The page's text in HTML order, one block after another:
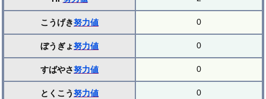
こうげき努力値 0
ぼうぎょ努力値 0
すばやさ努力値 0
とくこう努力値 0